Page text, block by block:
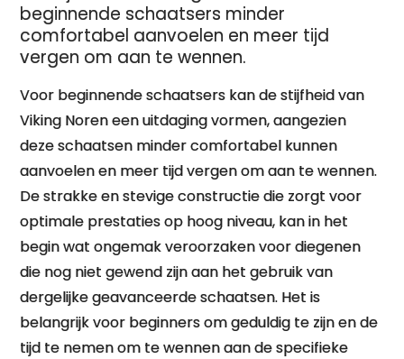
beginnende schaatsers minder
comfortabel aanvoelen en meer tijd
vergen om aan te wennen.
Voor beginnende schaatsers kan de stijfheid van
Viking Noren een uitdaging vormen, aangezien
deze schaatsen minder comfortabel kunnen
aanvoelen en meer tijd vergen om aan te wennen.
De strakke en stevige constructie die zorgt voor
optimale prestaties op hoog niveau, kan in het
begin wat ongemak veroorzaken voor diegenen
die nog niet gewend zijn aan het gebruik van
dergelijke geavanceerde schaatsen. Het is
belangrijk voor beginners om geduldig te zijn en de
tijd te nemen om te wennen aan de specifieke